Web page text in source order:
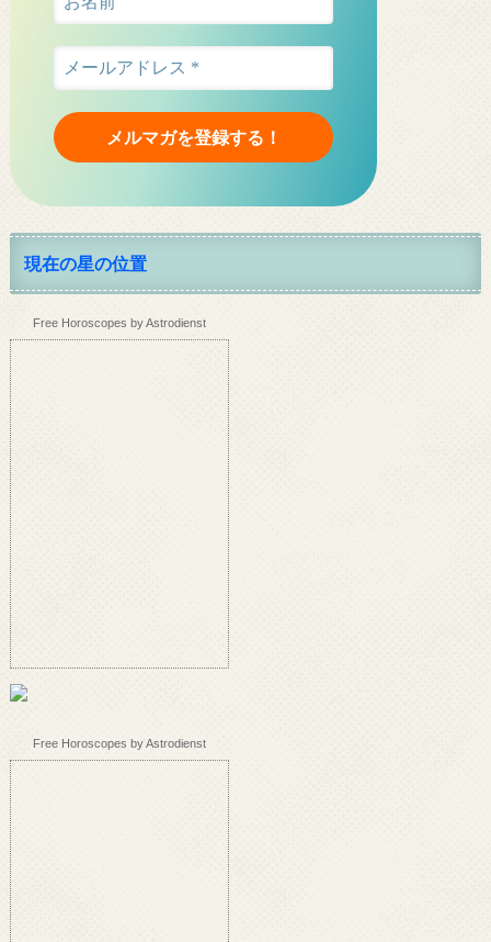
現在の星の位置
Free Horoscopes by Astrodienst
Free Horoscopes by Astrodienst